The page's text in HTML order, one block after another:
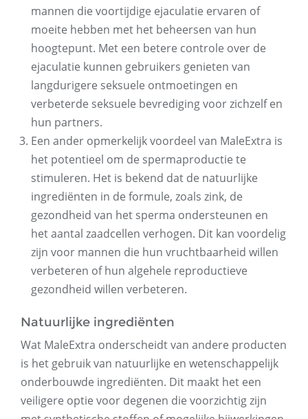
mannen die voortijdige ejaculatie ervaren of
moeite hebben met het beheersen van hun
hoogtepunt. Met een betere controle over de
ejaculatie kunnen gebruikers genieten van
langdurigere seksuele ontmoetingen en
verbeterde seksuele bevrediging voor zichzelf en
hun partners.
Een ander opmerkelijk voordeel van MaleExtra is
het potentieel om de spermaproductie te
stimuleren. Het is bekend dat de natuurlijke
ingrediënten in de formule, zoals zink, de
gezondheid van het sperma ondersteunen en
het aantal zaadcellen verhogen. Dit kan voordelig
zijn voor mannen die hun vruchtbaarheid willen
verbeteren of hun algehele reproductieve
gezondheid willen verbeteren.
Natuurlijke ingrediënten
Wat MaleExtra onderscheidt van andere producten
is het gebruik van natuurlijke en wetenschappelijk
onderbouwde ingrediënten. Dit maakt het een
veiligere optie voor degenen die voorzichtig zijn